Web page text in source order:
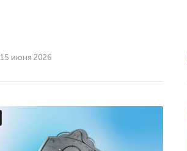
15 июня 2026